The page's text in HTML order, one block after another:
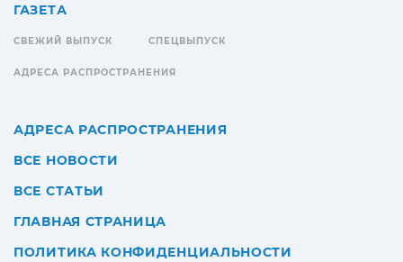
ГАЗЕТА
СВЕЖИЙ ВЫПУСК СПЕЦВЫПУСК
АДРЕСА РАСПРОСТРАНЕНИЯ
АДРЕСА РАСПРОСТРАНЕНИЯ
ВСЕ НОВОСТИ
ВСЕ СТАТЬИ
ГЛАВНАЯ СТРАНИЦА
ПОЛИТИКА КОНФИДЕНЦИАЛЬНОСТИ